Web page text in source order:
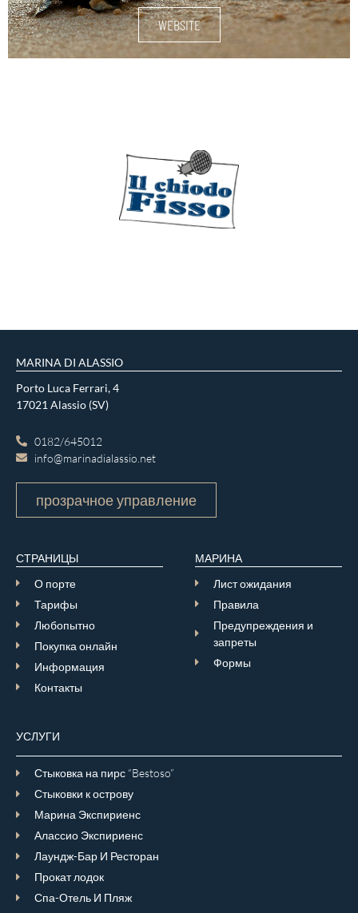
WEBSITE
MARINA DI ALASSIO
Porto Luca Ferrari, 4
17021 Alassio (SV)
0182/645012
info@marinadialassio.net
прозрачное управление
СТРАНИЦЫ
О порте
Тарифы
Любопытно
Покупка онлайн
Информация
Контакты
МАРИНА
Лист ожидания
Правила
Предупреждения и
запреты
Формы
УСЛУГИ
Стыковка на пирс “Bestoso”
Стыковки к острову
Марина Экспириенс
Алассио Экспириенс
Лаундж-Бар И Ресторан
Прокат лодок
Спа-Отель И Пляж